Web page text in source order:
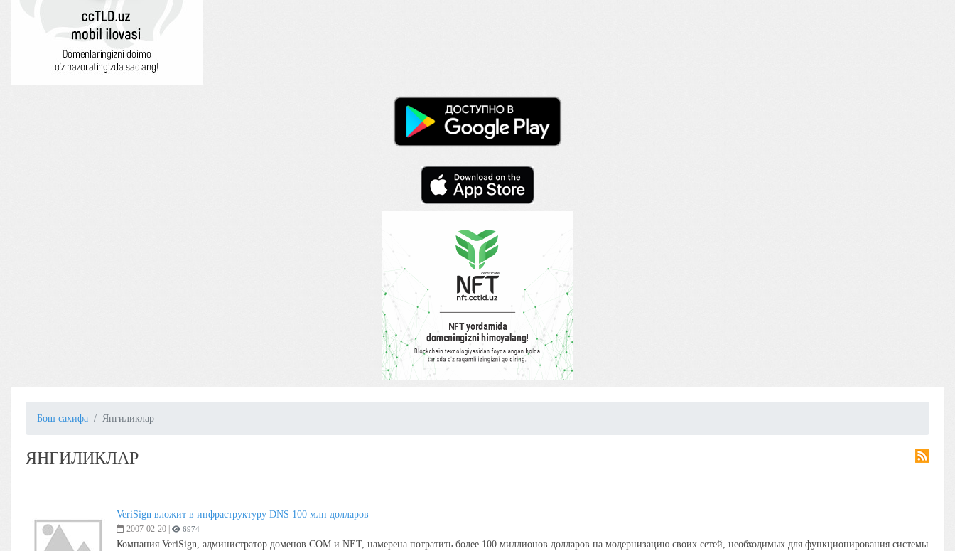
Бош сахифа Янгиликлар
ЯНГИЛИКЛАР
VeriSign вложит в инфраструктуру DNS 100 млн долларов
2007-02-20 6974
Компания VeriSign, администратор доменов COM и NET, намерена потратить более 100 миллионов долларов на модернизацию своих сетей, необходимых для функционирования системы